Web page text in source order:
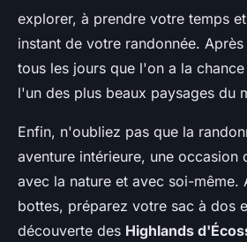
explorer, à prendre votre temps
instant de votre randonnée.
tous les jours que l'on a la
l'un des plus beaux paysages du
Enfin, n'oubliez pas que la
aventure intérieure, une occasion
avec la nature et avec soi-même.
bottes, préparez votre sac à dos
découverte des Highlands